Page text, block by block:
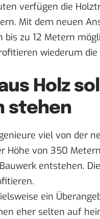
verfügen die
Mit dem neuen
zu 12 Metern
wiederum
Holz
stehen
viel von der
Höhe von 350
entstehen.
ein
eher selten auf